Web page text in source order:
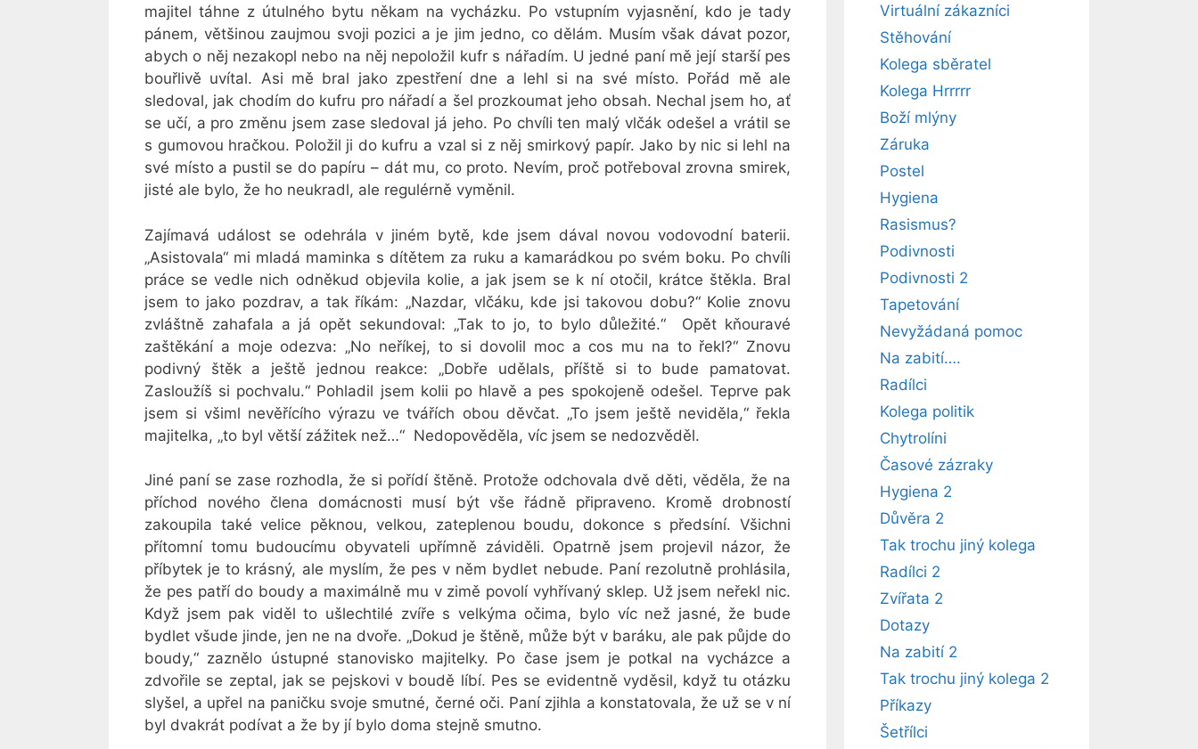
majitel táhne z útulného bytu někam na vycházku. Po vstupním vyjasnění, kdo je tady
pánem, většinou zaujmou svoji pozici a je jim jedno, co dělám. Musím však dávat pozor,
abych o něj nezakopl nebo na něj nepoložil kufr s nářadím. U jedné paní mě její starší pes
bouřlivě uvítal. Asi mě bral jako zpestření dne a lehl si na své místo. Pořád mě ale
sledoval, jak chodím do kufru pro nářadí a šel prozkoumat jeho obsah. Nechal jsem ho, ať
se učí, a pro změnu jsem zase sledoval já jeho. Po chvíli ten malý vlčák odešel a vrátil se
s gumovou hračkou. Položil ji do kufru a vzal si z něj smirkový papír. Jako by nic si lehl na
své místo a pustil se do papíru – dát mu, co proto. Nevím, proč potřeboval zrovna smirek,
jisté ale bylo, že ho neukradl, ale regulérně vyměnil.
Zajímavá událost se odehrála v jiném bytě, kde jsem dával novou vodovodní baterii.
„Asistovala“ mi mladá maminka s dítětem za ruku a kamarádkou po svém boku. Po chvíli
práce se vedle nich odněkud objevila kolie, a jak jsem se k ní otočil, krátce štěkla. Bral
jsem to jako pozdrav, a tak říkám: „Nazdar, vlčáku, kde jsi takovou dobu?“ Kolie znovu
zvláštně zahafala a já opět sekundoval: „Tak to jo, to bylo důležité.“ Opět kňouravé
zaštěkání a moje odezva: „No neříkej, to si dovolil moc a cos mu na to řekl?“ Znovu
podivný štěk a ještě jednou reakce: „Dobře udělals, příště si to bude pamatovat.
Zasloužíš si pochvalu.“ Pohladil jsem kolii po hlavě a pes spokojeně odešel. Teprve pak
jsem si všiml nevěřícího výrazu ve tvářích obou děvčat. „To jsem ještě neviděla,“ řekla
majitelka, „to byl větší zážitek než…“ Nedopověděla, víc jsem se nedozvěděl.
Jiné paní se zase rozhodla, že si pořídí štěně. Protože odchovala dvě děti, věděla, že na
příchod nového člena domácnosti musí být vše řádně připraveno. Kromě drobností
zakoupila také velice pěknou, velkou, zateplenou boudu, dokonce s předsíní. Všichni
přítomní tomu budoucímu obyvateli upřímně záviděli. Opatrně jsem projevil názor, že
příbytek je to krásný, ale myslím, že pes v něm bydlet nebude. Paní rezolutně prohlásila,
že pes patří do boudy a maximálně mu v zimě povolí vyhřívaný sklep. Už jsem neřekl nic.
Když jsem pak viděl to ušlechtilé zvíře s velkýma očima, bylo víc než jasné, že bude
bydlet všude jinde, jen ne na dvoře. „Dokud je štěně, může být v baráku, ale pak půjde do
boudy,“ zaznělo ústupné stanovisko majitelky. Po čase jsem je potkal na vycházce a
zdvořile se zeptal, jak se pejskovi v boudě líbí. Pes se evidentně vyděsil, když tu otázku
slyšel, a upřel na paničku svoje smutné, černé oči. Paní zjihla a konstatovala, že už se v ní
byl dvakrát podívat a že by jí bylo doma stejně smutno.
Virtuální zákazníci
Stěhování
Kolega sběratel
Kolega Hrrrrr
Boží mlýny
Záruka
Postel
Hygiena
Rasismus?
Podivnosti
Podivnosti 2
Tapetování
Nevyžádaná pomoc
Na zabití….
Radílci
Kolega politik
Chytrolíni
Časové zázraky
Hygiena 2
Důvěra 2
Tak trochu jiný kolega
Radílci 2
Zvířata 2
Dotazy
Na zabití 2
Tak trochu jiný kolega 2
Příkazy
Šetřílci